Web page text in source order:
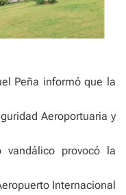
Peña informó que la
Aeroportuaria y
vandálico provocó la
Internacional